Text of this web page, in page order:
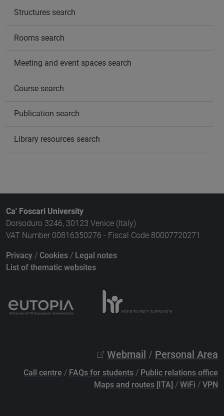
Structures search
Rooms search
Meeting and event spaces search
Course search
Publication search
Library resources search
Ca' Foscari University
Dorsoduro 3246, 30123 Venice (Italy)
VAT Number 00816350276 - Fiscal Code 80007720271
Privacy / Cookies / Legal notes
List of thematic websites
Webmail / Personal Area
Call centre / FAQs for students / Public relations office
Maps and routes [ITA] / WiFi / VPN